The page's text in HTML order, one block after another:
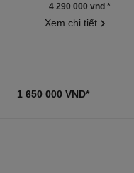
4 290 000 vnd *
Xem chi tiết
1 650 000 VND*